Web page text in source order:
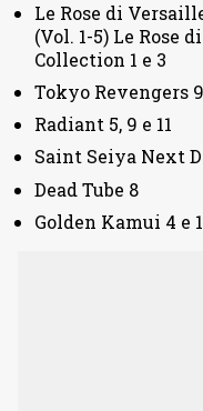
Le Rose di
(Vol. 1-5) Le Rose
Collection 1 e 3
Tokyo Revengers 9
Radiant 5, 9 e 11
Saint Seiya Next
Dead Tube 8
Golden Kamui 4 e